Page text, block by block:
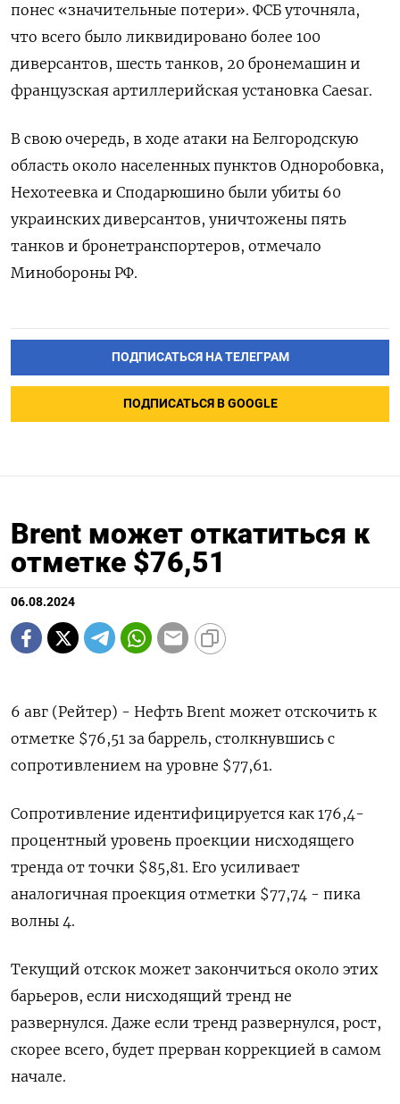
понес «значительные потери». ФСБ уточняла,
что всего было ликвидировано более 100
диверсантов, шесть танков, 20 бронемашин и
французская артиллерийская установка Caesar.
В свою очередь, в ходе атаки на Белгородскую
область около населенных пунктов Одноробовка,
Нехотеевка и Сподарюшино были убиты 60
украинских диверсантов, уничтожены пять
танков и бронетранспортеров, отмечало
Минобороны РФ.
ПОДПИСАТЬСЯ НА ТЕЛЕГРАМ
ПОДПИСАТЬСЯ В GOOGLE
Brent может откатиться к
отметке $76,51
06.08.2024
6 авг (Рейтер) - Нефть Brent может отскочить к
отметке $76,51 за баррель, столкнувшись с
сопротивлением на уровне $77,61.
Сопротивление идентифицируется как 176,4-
процентный уровень проекции нисходящего
тренда от точки $85,81. Его усиливает
аналогичная проекция отметки $77,74 - пика
волны 4.
Текущий отскок может закончиться около этих
барьеров, если нисходящий тренд не
развернулся. Даже если тренд развернулся, рост,
скорее всего, будет прерван коррекцией в самом
начале.